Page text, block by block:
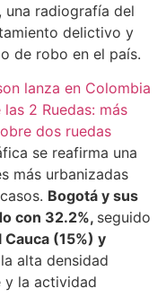
una radiografía del
delictivo y
de robo en el país.
lanza en Colombia
2 Ruedas: más
dos ruedas
se reafirma una
más urbanizadas
Bogotá y sus
con 32.2%, seguido
Cauca (15%) y
alta densidad
y la actividad